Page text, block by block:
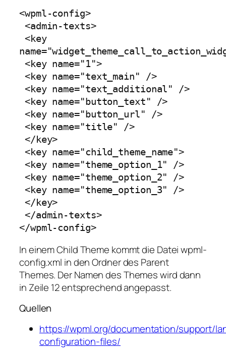
<wpml-config>
</wpml-config>
In einem Child Theme kommt die Dateiwpml-
config.xml in den Ordner des Parent
Themes. Der Namen des Themes wird dann
in Zeile 12 entsprechend angepasst.
Quellen
https://wpml.org/documentation/support/
configuration-files/